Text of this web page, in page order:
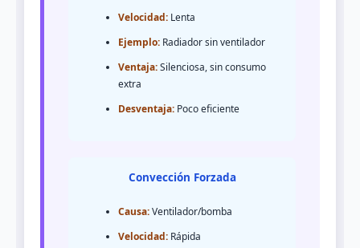
Velocidad: Lenta
Ejemplo: Radiador sin ventilador
Ventaja:Silenciosa, sin consumo
extra
Desventaja: Poco eficiente
Convección Forzada
Causa:Ventilador/bomba
Velocidad: Rápida